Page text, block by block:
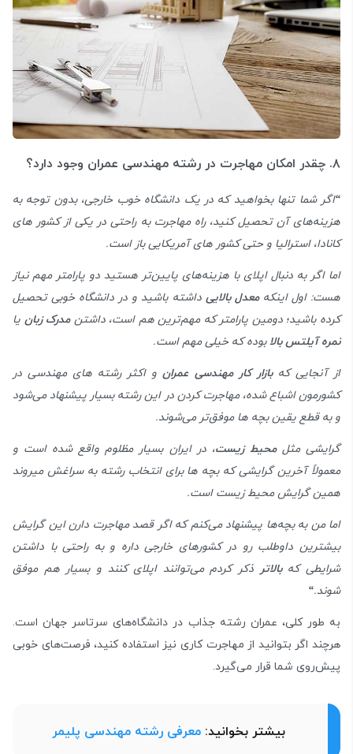
۸. چقدر امکان مهاجرت در رشته مهندسی عمران وجود دارد؟
“اگر شما تنها بخواهید که در یک دانشگاه خوب خارجی، بدون توجه به
هزینه‌های آن تحصیل کنید، راه مهاجرت به راحتی در یکی از کشور های
کانادا، استرالیا و حتی کشور های آمریکایی باز است.
اما اگر به دنبال اپلای با هزینه‌های پایین‌تر هستید دو پارامتر مهم نیاز
هست: اول اینکه معدل بالایی داشته باشید و در دانشگاه خوبی تحصیل
کرده باشید؛ دومین پارامتر که مهم‌ترین هم است، داشتنمدرک زبان یا
نمره آیلتس بالا بوده که خیلی مهم است.
از آنجایی کهبازار کار مهندسی عمران و اکثر رشته های مهندسی در
کشورمون اشباع شده، مهاجرت کردن در این رشته بسیار پیشنهاد می‌شود
و به قطع یقین بچه ها موفق‌تر می‌شوند.
گرایشی مثل محیط زیست، در ایران بسیار مظلوم واقع شده است و
معمولاً آخرین گرایشی که بچه ها برای انتخاب رشته به سراغش میروند
همین گرایش محیط زیست است.
اما من به بچه‌ها پیشنهاد می‌کنم که اگر قصد مهاجرت دارن این گرایش
بیشترین داوطلب رو در کشور‌های خارجی داره و به راحتی با داشتن
شرایطی که بالاتر ذکر کردم می‌توانند اپلای کنند و بسیار هم موفق
شوند.“
به طور کلی، عمران رشته جذاب در دانشگاه‌های سرتاسر جهان است.
هرچند اگر بتوانید از مهاجرت کاری نیز استفاده کنید، فرصت‌های خوبی
پیش‌روی شما قرار می‌گیرد.
بیشتر بخوانید: معرفی رشته مهندسی پلیمر